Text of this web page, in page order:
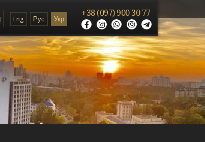
Eng Рус Укр
+38 (097) 900 30 77